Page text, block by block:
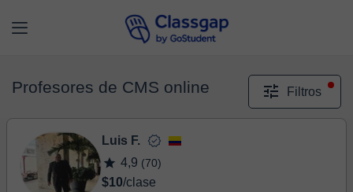
Profesores de CMS online Filtros
Luis F.
4,9 (70)
$10/clase